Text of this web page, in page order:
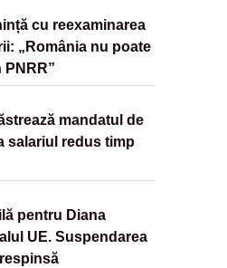
cu reexaminarea
„România nu poate
mandatul de
salariul redus timp
pentru Diana
UE. Suspendarea